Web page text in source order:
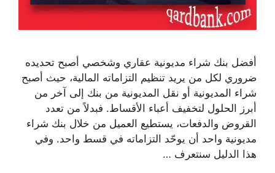
أفضل بنك شراء مديونية عقاري وشخصي أصبح تحديده
ضروري لكل من يريد تنظيم التزاماته المالية، حيث أصبح
شراء المديونية أو نقل المديونية من بنك إلى آخر من
أبرز الحلول لتخفيف أعباء الأقساط. فبدلاً من تعدد
القروض والدفعات، يستطيع العميل من خلال بنك شراء
مديونية واحد أن يوحّد التزاماته في قسط واحد. وفي
هذا الدليل سنتعرف …